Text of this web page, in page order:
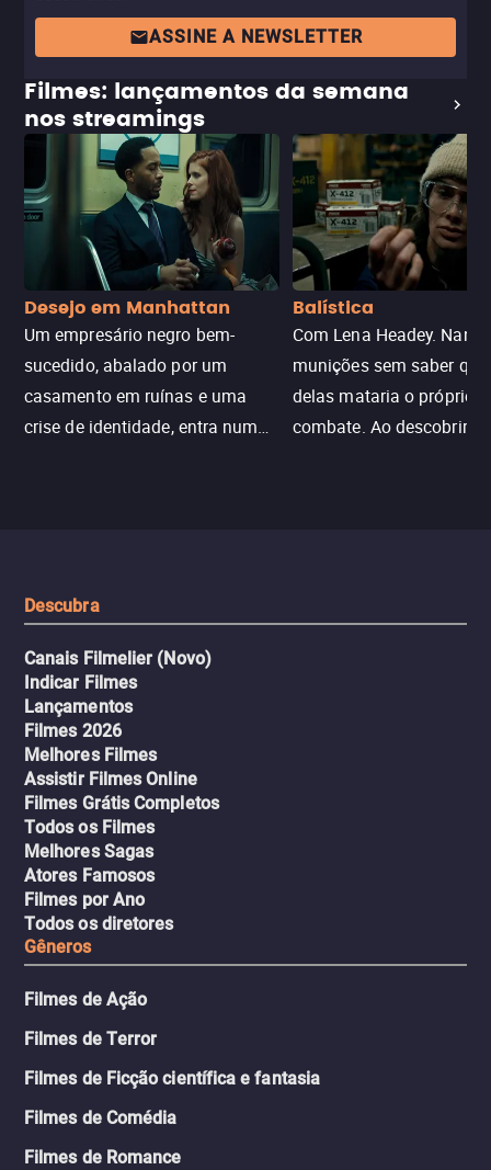
ASSINE A NEWSLETTER
Filmes: lançamentos da semana
nos streamings
Desejo em Manhattan
Um empresário negro bem-
sucedido, abalado por um
casamento em ruínas e uma
crise de identidade, entra num
Balística
Com Lena Headey.
munições sem saber
delas mataria o próprio
combate. Ao descobrir a
Descubra
Canais Filmelier (Novo)
Indicar Filmes
Lançamentos
Filmes 2026
Melhores Filmes
Assistir Filmes Online
Filmes Grátis Completos
Todos os Filmes
Melhores Sagas
Atores Famosos
Filmes por Ano
Todos os diretores
Gêneros
Filmes de Ação
Filmes de Terror
Filmes de Ficção científica e fantasia
Filmes de Comédia
Filmes de Romance